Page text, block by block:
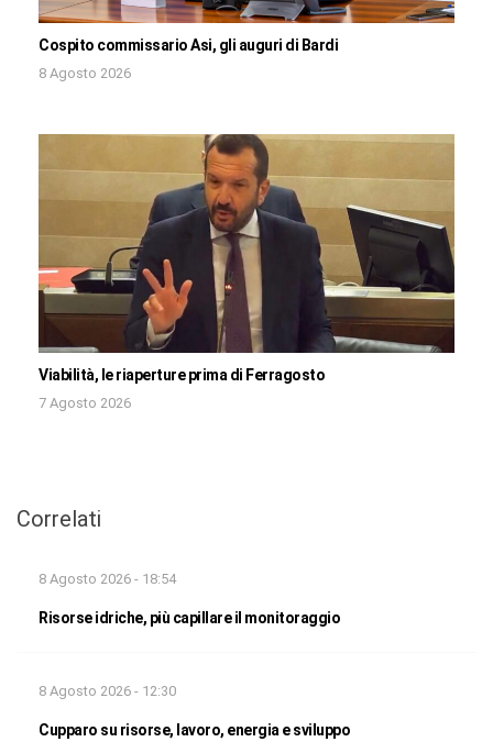
Cospito commissario Asi, gli auguri di Bardi
8 Agosto 2026
Viabilità, le riaperture prima di Ferragosto
7 Agosto 2026
Correlati
8 Agosto 2026 - 18:54
Risorse idriche, più capillare il monitoraggio
8 Agosto 2026 - 12:30
Cupparo su risorse, lavoro, energia e sviluppo